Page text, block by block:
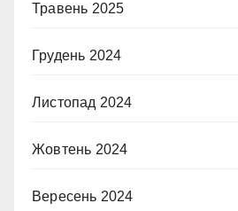
Травень 2025
Грудень 2024
Листопад 2024
Жовтень 2024
Вересень 2024